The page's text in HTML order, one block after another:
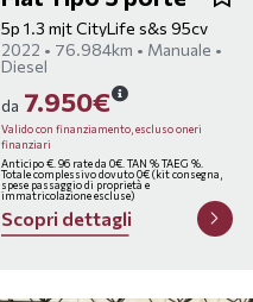
5p 1.3 mjt CityLife s&s 95cv
2022 • 76.984km • Manuale •
Diesel
da 7.950€
Valido con finanziamento, escluso oneri
finanziari
Anticipo €. 96 rate da 0€. TAN % TAEG %.
Totale complessivo dovuto 0€ (kit consegna,
spese passaggio di proprietà e
immatricolazione escluse)
Scopri dettagli